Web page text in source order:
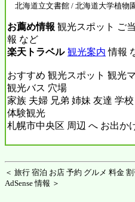
北海道立文書館 / 北海道大学植物
お薦め情報 観光スポット ご
報 など
楽天トラベル 観光案内 情報
おすすめ 観光スポット 観光
観光バス 穴場
家族 夫婦 兄弟 姉妹 友達 学
体験観光
札幌市中央区 周辺 へ お出か
＜ 旅行 宿泊 お店 予約 グルメ 料金
AdSense 情報 ＞